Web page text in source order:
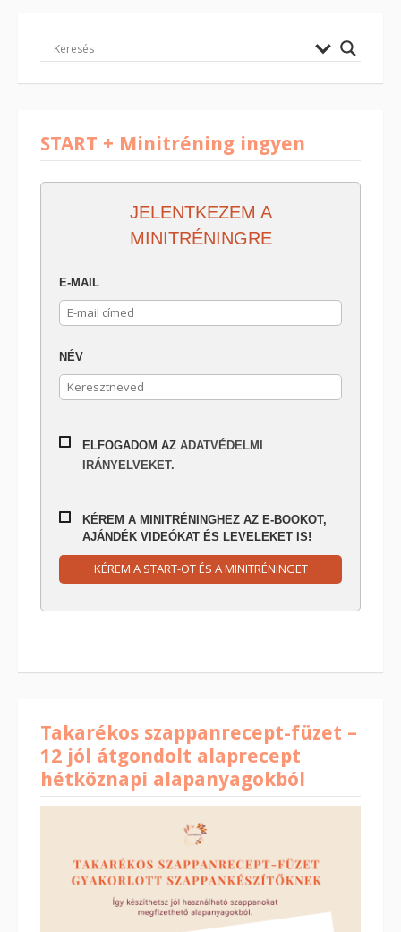
START + Minitréning ingyen
JELENTKEZEM A
MINITRÉNINGRE
E-MAIL
NÉV
ELFOGADOM AZ ADATVÉDELMI
IRÁNYELVEKET.
KÉREM A MINITRÉNINGHEZ AZ E-BOOKOT,
AJÁNDÉK VIDEÓKAT ÉS LEVELEKET IS!
KÉREM A START-OT ÉS A MINITRÉNINGET
Takarékos szappanrecept-füzet –
12 jól átgondolt alaprecept
hétköznapi alapanyagokból